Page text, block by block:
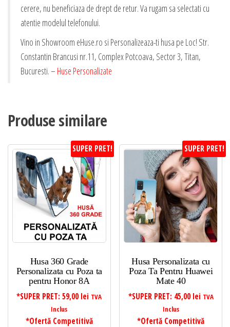
cerere, nu beneficiaza de drept de retur. Va rugam sa selectati cu
atentie modelul telefonului.
Vino in Showroom eHuse.ro si Personalizeaza-ti husa pe Loc! Str.
Constantin Brancusi nr.11, Complex Potcoava, Sector 3, Titan,
Bucuresti. – Huse Personalizate
Produse similare
SUPER PRET!
Husa 360 Grade
Personalizata cu Poza ta
pentru Honor 8A
*SUPER PRET:59,00 lei TVA
Inclus
*Ofertă Competitivă
SUPER PRET!
Husa Personalizata cu
Poza Ta Pentru Huawei
Mate 40
*SUPER PRET: 45,00 lei TVA
Inclus
*Ofertă Competitivă